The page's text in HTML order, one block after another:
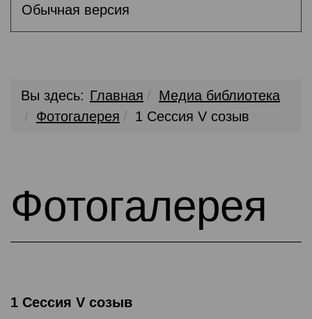
Обычная версия
Вы здесь: Главная
Медиа библиотека
Фотогалерея
1 Сессия V созыв
Фотогалерея
1 Сессия V созыв